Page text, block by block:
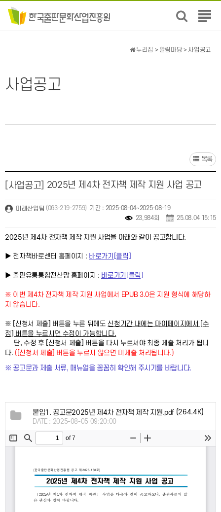
전
뉴
사업공고
누리집 > 알림마당 > 사업공고
목록
[사업공고] 2025년 제4차 전자책 제작 지원 사업 공고
미래산업팀 (063-219-2759) 기간 : 2025-08-04~2025-08-19
23,984회
25.08.04 15:15
2025년 제4차 전자책 제작 지원 사업을 아래와 같이 공고합니다.
▶ 전자책바로센터 홈페이지 : 바로가기[클릭]
▶ 출판유통통합전산망 홈페이지 : 바로가기[클릭]
※ 이번 제4차 전자책 제작 지원 사업에서 EPUB 3.0은 지원 형식에 해당하
지 않습니다.
※ [신청서 제출] 버튼을 누른 뒤에도 신청기간 내에는 마이페이지에서 [수
정] 버튼을 누르시면 수정이 가능합니다.
단, 수정 후 [신청서 제출] 버튼을 다시 누르셔야 최종 제출 처리 가 됩니
다. ([신청서 제출] 버튼을 누르지 않으면 미제출 처리됩니다.)
※ 공고문과 제출 서류, 매뉴얼을 꼼꼼히 확인해 주시기를 바랍니다.
붙임1. 공고문2025년 제4차 전자책 제작 지원.pdf (264.4K)
DATE : 2025-08-05 09:20:00